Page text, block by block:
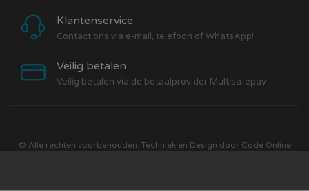
Klantenservice
Contact ons via e-mail, telefoon of WhatsApp!
Veilig betalen
Veilig betalen via de betaalprovider Multisafepay
© Alle rechten voorbehouden. Techniek en Design door Code Online